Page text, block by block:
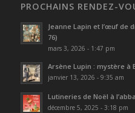
PROCHAINS RENDEZ-
Jeanne Lapin et l’œuf de
76)
mars 3, 2026 - 1:47 pm
Arsène Lupin : mystère à
janvier 13, 2026 - 9:35 am
Lutineries de Noël à
décembre 5, 2025 - 3:18 pm